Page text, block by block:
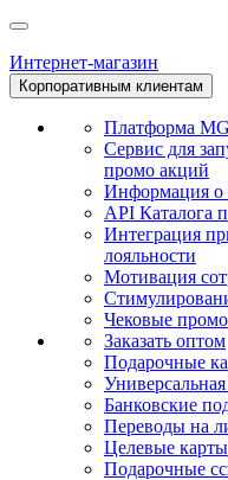
Интернет-магазин
Корпоративным клиентам
Платформа
Сервис для
промо акций
Информация
API Каталога
Интеграция
лояльности
Мотивация
Чековые промо
Заказать оптом
Подарочные
Банковские
Переводы на
Целевые карты
Подарочные